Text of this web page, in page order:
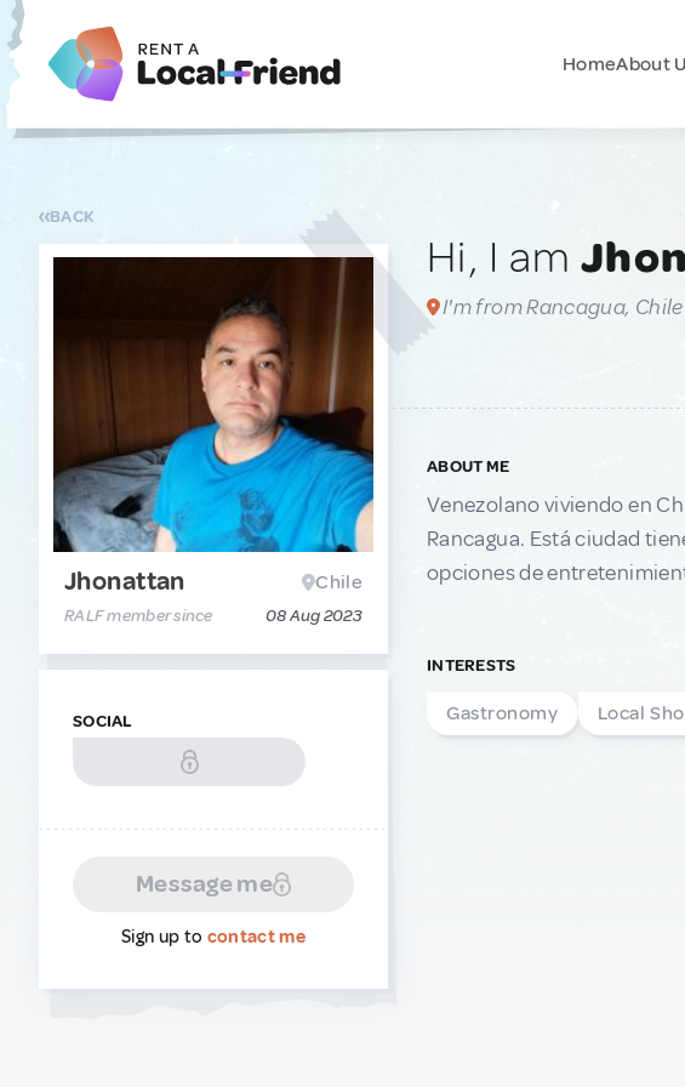
HomeAbout
BACK
Jhonattan Chile
RALF member since 08 Aug 2023
SOCIAL
Message me
Sign up to contact me
Hi, I am
I'm from Rancagua, Chile
ABOUT ME
Venezolano viviendo en
Rancagua. Está ciudad
opciones de
INTERESTS
Gastronomy Local